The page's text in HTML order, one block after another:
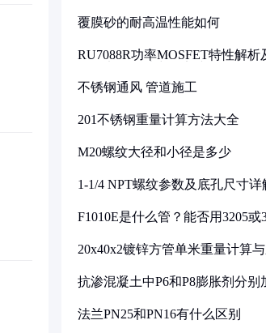
覆膜砂的耐高温性能如何
RU7088R功率MOSFET特性解析
不锈钢通风 管道施工
201不锈钢重量计算方法大全
M20螺纹大径和小径是多少
1-1/4 NPT螺纹参数及底孔尺寸详
F1010E是什么管？能否用3205或
20x40x2镀锌方管单米重量计算
抗渗混凝土中P6和P8膨胀剂分别
法兰PN25和PN16有什么区别